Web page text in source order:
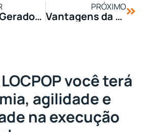
Uso de Geradores em Obras: Energia Contínua Garantida
PRÓXIMO
Vantagens da Roçadeira a Gasolina: Agilidade e Eficiência na Limpeza de Terrenos
você terá
agilidade e
na execução